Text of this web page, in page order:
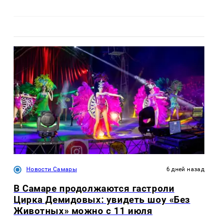
Новости Самары 6 дней назад
В Самаре продолжаются гастроли
Цирка Демидовых: увидеть шоу «Без
Животных» можно с 11 июля